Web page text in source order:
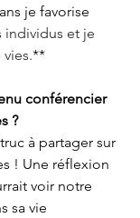
je favorise
individus et je
**
conférencier
?
à partager sur
! Une réflexion
voir notre
sa vie